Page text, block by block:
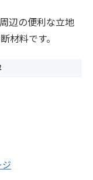
辺の便利な立地
材料です。